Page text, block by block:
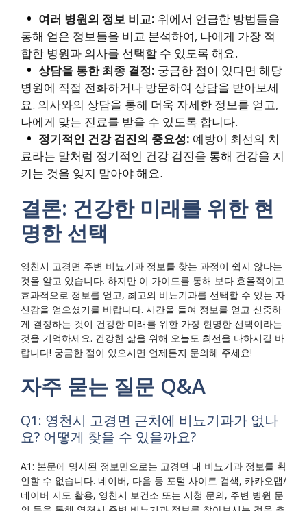
여러 병원의 정보 비교: 위에서 언급한 방법들을
통해 얻은 정보들을 비교 분석하여, 나에게 가장 적
합한 병원과 의사를 선택할 수 있도록 해요.
상담을 통한 최종 결정: 궁금한 점이 있다면 해당
병원에 직접 전화하거나 방문하여 상담을 받아보세
요. 의사와의 상담을 통해 더욱 자세한 정보를 얻고,
나에게 맞는 진료를 받을 수 있도록 합니다.
정기적인 건강 검진의 중요성: 예방이 최선의 치
료라는 말처럼 정기적인 건강 검진을 통해 건강을 지
키는 것을 잊지 말아야 해요.
결론: 건강한 미래를 위한 현
명한 선택
영천시 고경면 주변 비뇨기과 정보를 찾는 과정이 쉽지 않다는
것을 알고 있습니다. 하지만 이 가이드를 통해 보다 효율적이고
효과적으로 정보를 얻고, 최고의 비뇨기과를 선택할 수 있는 자
신감을 얻으셨기를 바랍니다. 시간을 들여 정보를 얻고 신중하
게 결정하는 것이 건강한 미래를 위한 가장 현명한 선택이라는
것을 기억하세요. 건강한 삶을 위해 오늘도 최선을 다하시길 바
랍니다! 궁금한 점이 있으시면 언제든지 문의해 주세요!
자주 묻는 질문 Q&A
Q1: 영천시 고경면 근처에 비뇨기과가 없나
요? 어떻게 찾을 수 있을까요?
A1: 본문에 명시된 정보만으로는 고경면 내 비뇨기과 정보를 확
인할 수 없습니다. 네이버, 다음 등 포털 사이트 검색, 카카오맵/
네이버 지도 활용, 영천시 보건소 또는 시청 문의, 주변 병원 문